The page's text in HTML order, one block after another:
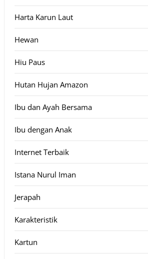
Harta Karun Laut
Hewan
Hiu Paus
Hutan Hujan Amazon
Ibu dan Ayah Bersama
Ibu dengan Anak
Internet Terbaik
Istana Nurul Iman
Jerapah
Karakteristik
Kartun